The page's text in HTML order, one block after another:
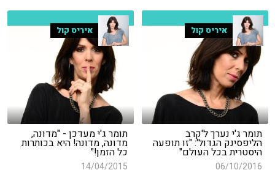
איריס קול
תומר ג'י נערך ל'קרב
הליפסינק הגדול': "זו תופעה
היסטרית בכל העולם"
06/10/2016
איריס קול
תומר ג'י מעדכן - "מדונה,
מדונה, מדונה! היא בכותרות
כל הזמן!"
14/04/2015